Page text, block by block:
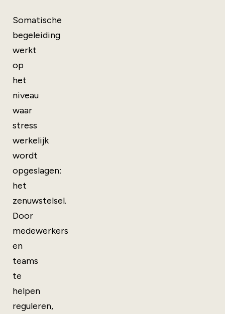
Somatische
begeleiding
werkt
op
het
niveau
waar
stress
werkelijk
wordt
opgeslagen:
het
zenuwstelsel.
Door
medewerkers
en
teams
te
helpen
reguleren,